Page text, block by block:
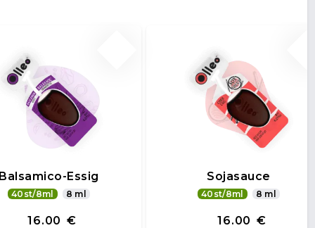
Balsamico-Essig
40st/8ml 8 ml
16.00 €
Sojasauce
40st/8ml 8 ml
16.00 €